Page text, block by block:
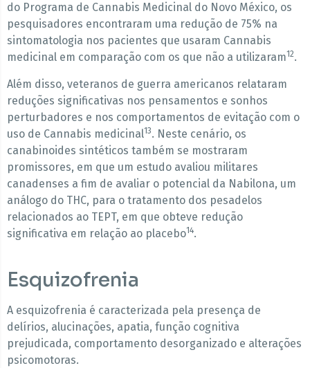
do Programa de Cannabis Medicinal do Novo México, os
pesquisadores encontraram uma redução de 75% na
sintomatologia nos pacientes que usaram Cannabis
medicinal em comparação com os que não a utilizaram12.
Além disso, veteranos de guerra americanos relataram
reduções significativas nos pensamentos e sonhos
perturbadores e nos comportamentos de evitação com o
uso de Cannabis medicinal13. Neste cenário, os
canabinoides sintéticos também se mostraram
promissores, em que um estudo avaliou militares
canadenses a fim de avaliar o potencial da Nabilona, um
análogo do THC, para o tratamento dos pesadelos
relacionados ao TEPT, em que obteve redução
significativa em relação ao placebo14.
Esquizofrenia
A esquizofrenia é caracterizada pela presença de
delírios, alucinações, apatia, função cognitiva
prejudicada, comportamento desorganizado e alterações
psicomotoras.